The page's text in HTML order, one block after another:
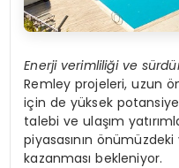
Enerji verimliliği ve
Remley projeleri, uzun
için de yüksek
talebi ve ulaşım
piyasasının
kazanması bekleniyor.